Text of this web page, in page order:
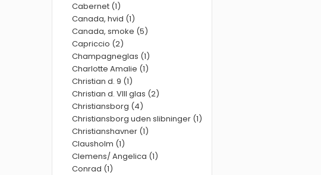
Cabernet (1)
Canada, hvid (1)
Canada, smoke (5)
Capriccio (2)
Champagneglas (1)
Charlotte Amalie (1)
Christian d. 9 (1)
Christian d. VIII glas (2)
Christiansborg (4)
Christiansborg uden slibninger (1)
Christianshavner (1)
Clausholm (1)
Clemens/ Angelica (1)
Conrad (1)